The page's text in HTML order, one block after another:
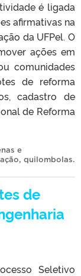
é ligada
afirmativas na
da UFPel. O
ações em
comunidades
de reforma
cadastro de
de Reforma
e
, quilombolas.
de
Seletivo